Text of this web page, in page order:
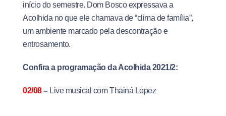
início do semestre. Dom Bosco expressava a
Acolhida no que ele chamava de “clima de família”,
um ambiente marcado pela descontração e
entrosamento.
Confira a programação da Acolhida 2021/2:
02/08–Live musical com Thainá Lopez